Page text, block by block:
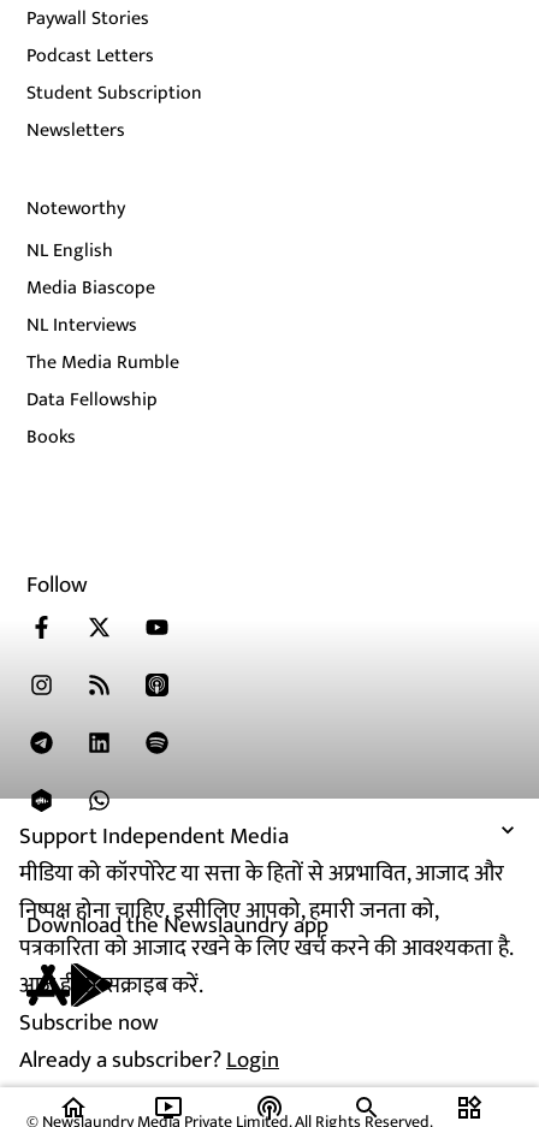
Support Independent Media
मीडिया को कॉरपोरेट या सत्ता के हितों से अप्रभावित, आजाद और
निष्पक्ष होना चाहिए. इसीलिए आपको, हमारी जनता को,
पत्रकारिता को आजाद रखने के लिए खर्च करने की आवश्यकता है.
आज ही सब्सक्राइब करें.
Subscribe now
Already a subscriber?Login
Paywall Stories
Podcast Letters
Student Subscription
Newsletters
Noteworthy
NL English
Media Biascope
NL Interviews
The Media Rumble
Data Fellowship
Books
Follow
Download the Newslaundry app
© Newslaundry Media Private Limited. All Rights Reserved.
home ondemand_video podcasts widgets